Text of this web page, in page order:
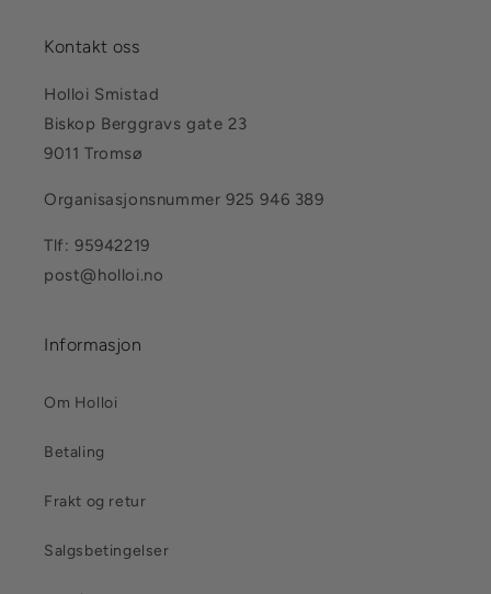
Kontakt oss
Holloi Smistad
Biskop Berggravs gate 23
9011 Tromsø
Organisasjonsnummer 925 946 389
Tlf: 95942219
post@holloi.no
Informasjon
Om Holloi
Betaling
Frakt og retur
Salgsbetingelser